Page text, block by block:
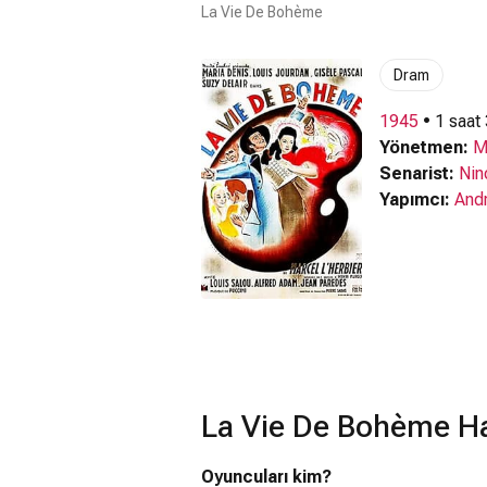
La Vie De Bohème
Dram
1945 • 1 saat
Yönetmen:
Senarist:
Yapımcı:
La Vie De Bohème
Oyuncuları kim?